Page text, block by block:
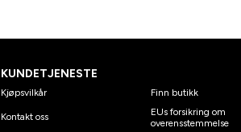
KUNDETJENESTE
Kjøpsvilkår
Kontakt oss
Finn butikk
EUs forsikring om
overensstemmelse